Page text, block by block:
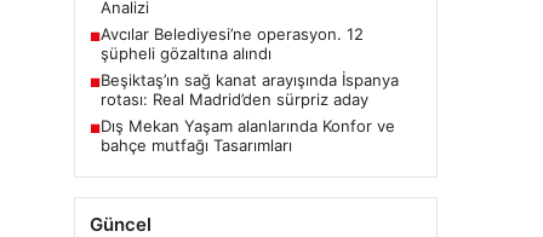
Analizi
■Avcılar Belediyesi’ne operasyon. 12
şüpheli gözaltına alındı
■Beşiktaş’ın sağ kanat arayışında İspanya
rotası: Real Madrid’den sürpriz aday
■Dış Mekan Yaşam alanlarında Konfor ve
bahçe mutfağı Tasarımları
Güncel